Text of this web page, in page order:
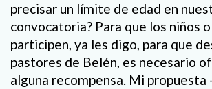
precisar un límite de edad en
convocatoria? Para que los niños
participen, ya les digo, para que
pastores de Belén, es necesario
alguna recompensa. Mi propuesta